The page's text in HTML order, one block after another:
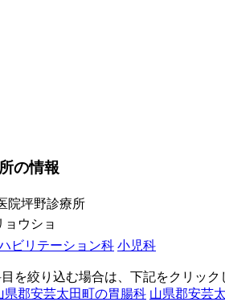
の情報
院坪野診療所
ョウショ
ビリテーション科 小児科
を絞り込む場合は、下記をクリック
県郡安芸太田町の胃腸科 山県郡安芸